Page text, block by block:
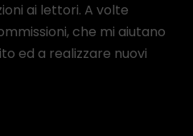
ai lettori. A volte
che mi aiutano
ed a realizzare nuovi